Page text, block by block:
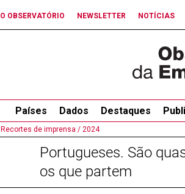
O OBSERVATÓRIO NEWSLETTER NOTÍCIAS
Países Dados Destaques
Recortes de imprensa / 2024
Portugueses. São
os que partem